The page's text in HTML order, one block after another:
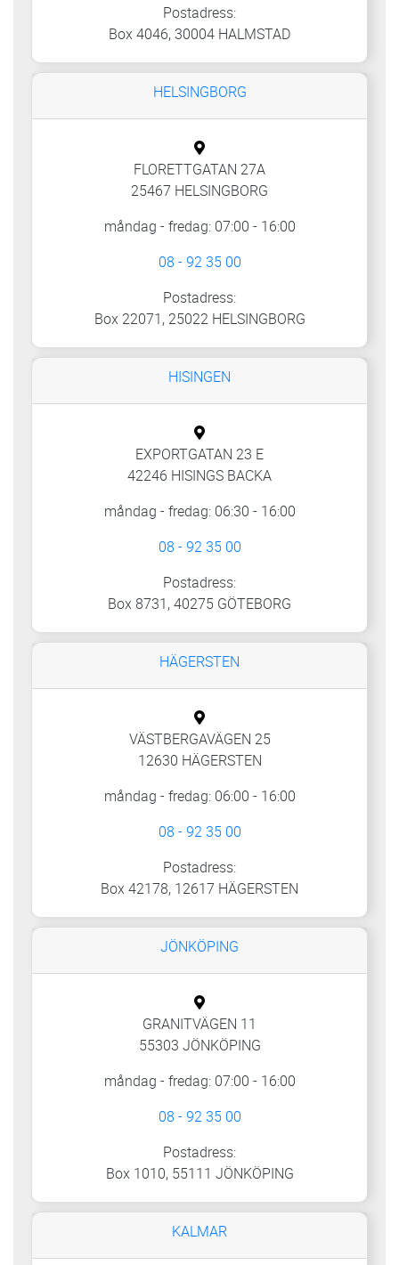
Postadress:
Box 4046, 30004 HALMSTAD
HELSINGBORG
FLORETTGATAN 27A
25467 HELSINGBORG
måndag - fredag: 07:00 - 16:00
08 - 92 35 00
Postadress:
Box 22071, 25022 HELSINGBORG
HISINGEN
EXPORTGATAN 23 E
42246 HISINGS BACKA
måndag - fredag: 06:30 - 16:00
08 - 92 35 00
Postadress:
Box 8731, 40275 GÖTEBORG
HÄGERSTEN
VÄSTBERGAVÄGEN 25
12630 HÄGERSTEN
måndag - fredag: 06:00 - 16:00
08 - 92 35 00
Postadress:
Box 42178, 12617 HÄGERSTEN
JÖNKÖPING
GRANITVÄGEN 11
55303 JÖNKÖPING
måndag - fredag: 07:00 - 16:00
08 - 92 35 00
Postadress:
Box 1010, 55111 JÖNKÖPING
KALMAR